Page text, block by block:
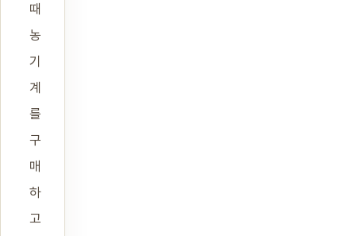
때
농
기
계
를
구
매
하
고